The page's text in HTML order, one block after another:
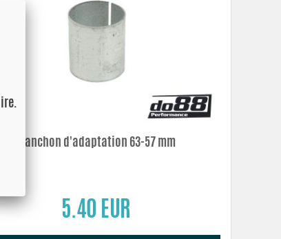
Manchon d'adaptation 63-57 mm
5.40 EUR